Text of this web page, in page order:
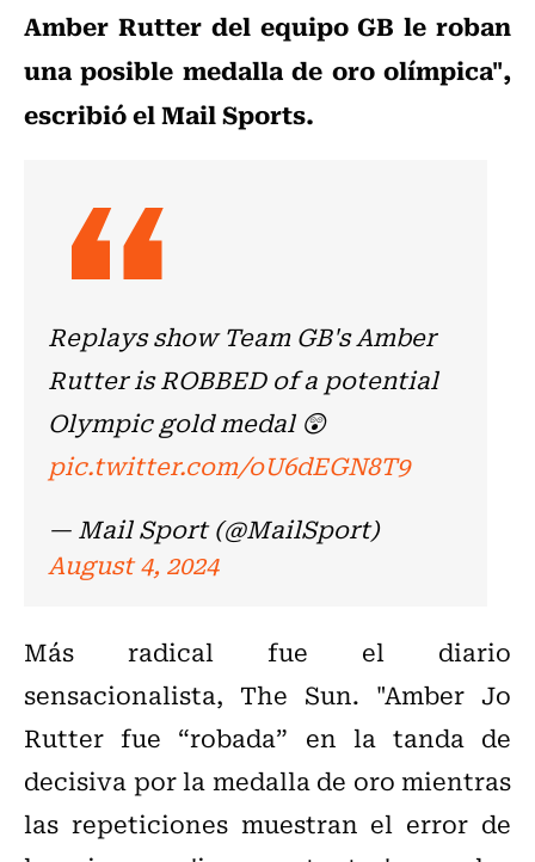
Amber Rutter del equipo GB le roban
una posible medalla de oro olímpica",
escribió el Mail Sports.
Replays show Team GB's Amber
Rutter is ROBBED of a potential
Olympic gold medal 😲
pic.twitter.com/oU6dEGN8T9
— Mail Sport (@MailSport)
August 4, 2024
Más radical fue el diario
sensacionalista, The Sun. "Amber Jo
Rutter fue “robada” en la tanda de
decisiva por la medalla de oro mientras
las repeticiones muestran el error de